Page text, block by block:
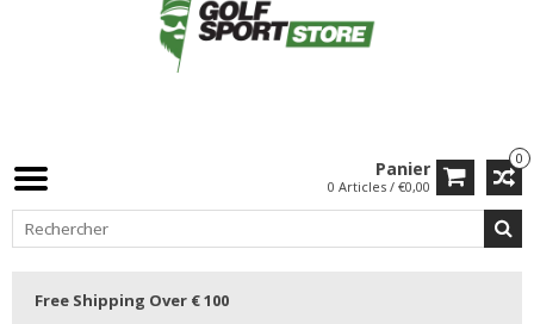
0
Panier
0 Articles / €0,00
Free Shipping Over € 100